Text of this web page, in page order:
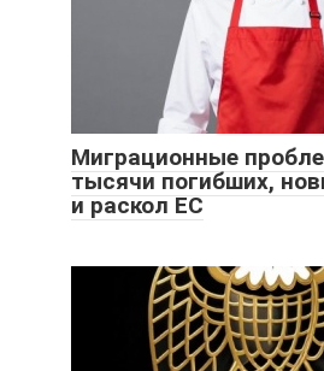
Миграционные
тысячи погибших,
и раскол ЕС